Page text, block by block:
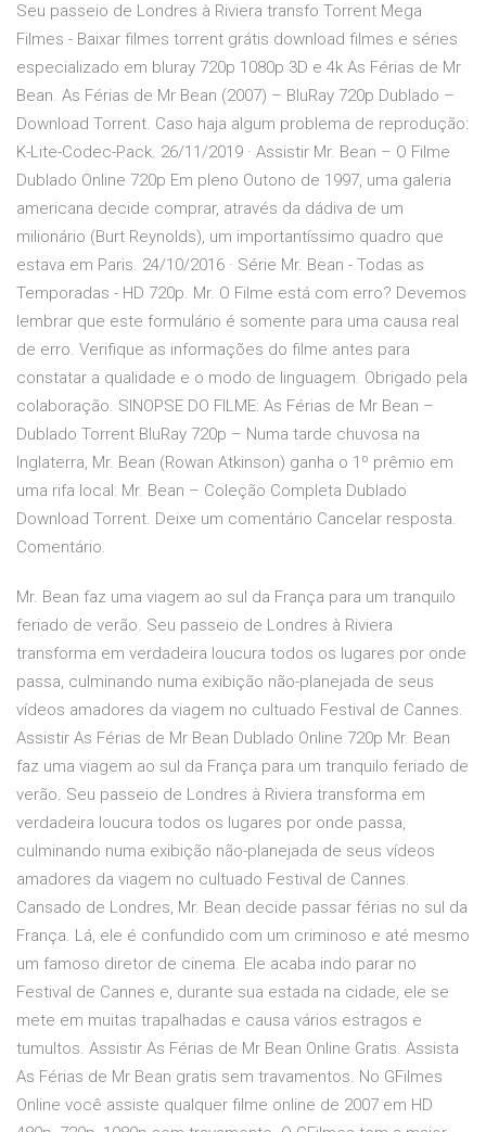
Seu passeio de Londres à Riviera transfo Torrent Mega
Filmes - Baixar filmes torrent grátis download filmes e séries
especializado em bluray 720p 1080p 3D e 4k As Férias de Mr
Bean. As Férias de Mr Bean (2007) – BluRay 720p Dublado –
Download Torrent. Caso haja algum problema de reprodução:
K-Lite-Codec-Pack. 26/11/2019 · Assistir Mr. Bean – O Filme
Dublado Online 720p Em pleno Outono de 1997, uma galeria
americana decide comprar, através da dádiva de um
milionário (Burt Reynolds), um importantíssimo quadro que
estava em Paris. 24/10/2016 · Série Mr. Bean - Todas as
Temporadas - HD 720p. Mr. O Filme está com erro? Devemos
lembrar que este formulário é somente para uma causa real
de erro. Verifique as informações do filme antes para
constatar a qualidade e o modo de linguagem. Obrigado pela
colaboração. SINOPSE DO FILME: As Férias de Mr Bean –
Dublado Torrent BluRay 720p – Numa tarde chuvosa na
Inglaterra, Mr. Bean (Rowan Atkinson) ganha o 1º prêmio em
uma rifa local: Mr. Bean – Coleção Completa Dublado
Download Torrent. Deixe um comentário Cancelar resposta.
Comentário.
Mr. Bean faz uma viagem ao sul da França para um tranquilo
feriado de verão. Seu passeio de Londres à Riviera
transforma em verdadeira loucura todos os lugares por onde
passa, culminando numa exibição não-planejada de seus
vídeos amadores da viagem no cultuado Festival de Cannes.
Assistir As Férias de Mr Bean Dublado Online 720p Mr. Bean
faz uma viagem ao sul da França para um tranquilo feriado de
verão. Seu passeio de Londres à Riviera transforma em
verdadeira loucura todos os lugares por onde passa,
culminando numa exibição não-planejada de seus vídeos
amadores da viagem no cultuado Festival de Cannes.
Cansado de Londres, Mr. Bean decide passar férias no sul da
França. Lá, ele é confundido com um criminoso e até mesmo
um famoso diretor de cinema. Ele acaba indo parar no
Festival de Cannes e, durante sua estada na cidade, ele se
mete em muitas trapalhadas e causa vários estragos e
tumultos. Assistir As Férias de Mr Bean Online Gratis. Assista
As Férias de Mr Bean gratis sem travamentos. No GFilmes
Online você assiste qualquer filme online de 2007 em HD